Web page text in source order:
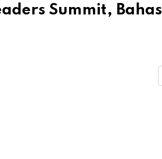
Summit, Bahas